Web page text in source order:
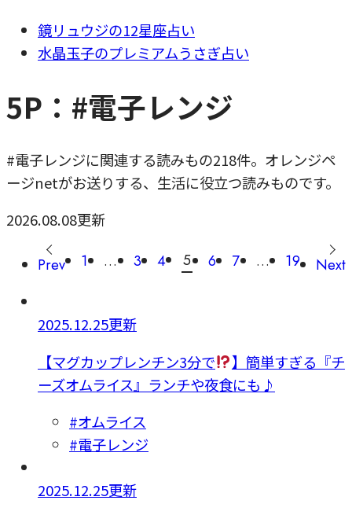
鏡リュウジの12星座占い
水晶玉子のプレミアムうさぎ占い
5P：#電子レンジ
#電子レンジに関連する読みもの218件。オレンジペ
ージnetがお送りする、生活に役立つ読みものです。
2026.08.08更新
Prev 1 … 3 4 5 6 7 … 19 Next
2025.12.25更新
【マグカップレンチン3分で
】簡単すぎる『チ
ーズオムライス』ランチや夜食にも♪
#オムライス
#電子レンジ
2025.12.25更新